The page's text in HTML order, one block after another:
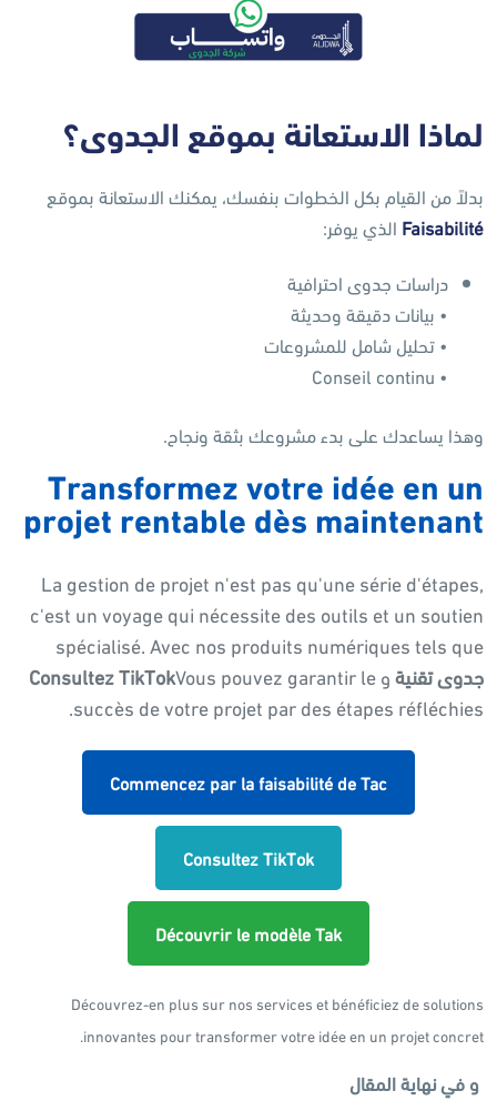
لماذا الاستعانة بموقع الجدوى؟
بدلاً من القيام بكل الخطوات بنفسك، يمكنك الاستعانة بموقع
Faisabilité الذي يوفر:
دراسات جدوى احترافية
• بيانات دقيقة وحديثة
• تحليل شامل للمشروعات
• Conseil continu
وهذا يساعدك على بدء مشروعك بثقة ونجاح.
Transformez votre idée en un
projet rentable dès maintenant
La gestion de projet n'est pas qu'une série d'étapes,
c'est un voyage qui nécessite des outils et un soutien
spécialisé. Avec nos produits numériques tels que
جدوى تقنيةو Consultez TikTokVous pouvez garantir le
succès de votre projet par des étapes réfléchies.
Commencez par la faisabilité de Tac
Consultez TikTok
Découvrir le modèle Tak
Découvrez-en plus sur nos services et bénéficiez de solutions
innovantes pour transformer votre idée en un projet concret.
و في نهاية المقال